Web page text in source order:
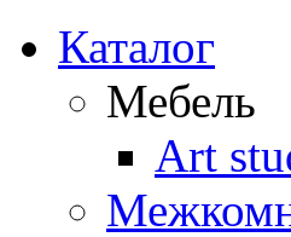
Каталог
Мебель
Art